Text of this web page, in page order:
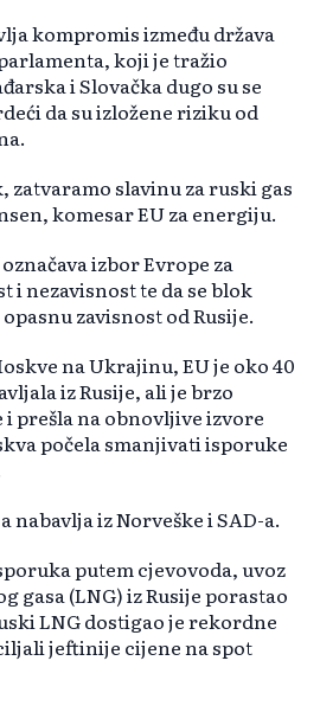
kompromis između država
koji je tražio
i Slovačka dugo su se
da su izložene riziku od
zatvaramo slavinu za ruski gas
komesar EU za energiju.
čava izbor Evrope za
i nezavisnost te da se blok
zavisnost od Rusije.
na Ukrajinu, EU je oko 40
iz Rusije, ali je brzo
prešla na obnovljive izvore
počela smanjivati isporuke
nabavlja iz Norveške i SAD-a.
putem cjevovoda, uvoz
gasa (LNG) iz Rusije porastao
LNG dostigao je rekordne
jeftinije cijene na spot